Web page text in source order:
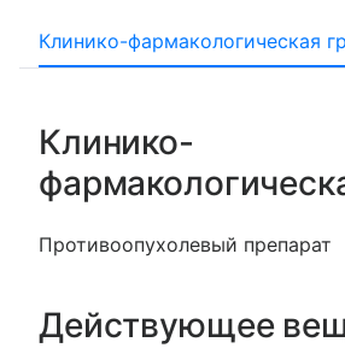
Клинико-фармакологическая
Клинико-
Противоопухолевый препарат
Действующее